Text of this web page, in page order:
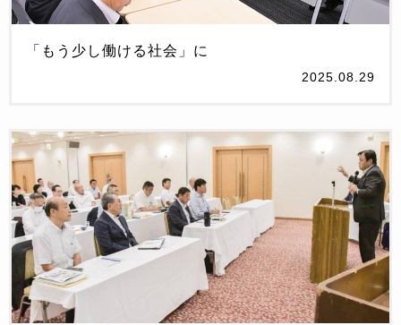
「もう少し働ける社会」に
2025.08.29